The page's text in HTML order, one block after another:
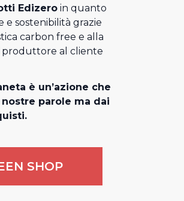
Edizeroin quanto
e sostenibilità grazie
carbon free e alla
produttore al cliente
è un’azione che
parole ma dai
SHOP